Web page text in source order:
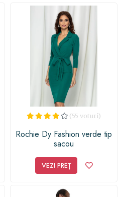
(55 voturi)
Rochie Dy Fashion verde tip
sacou
VEZI PREȚ